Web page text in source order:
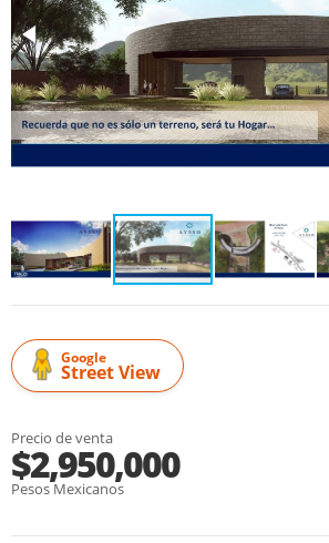
Google
Street View
Precio de venta
$2,950,000
Pesos Mexicanos